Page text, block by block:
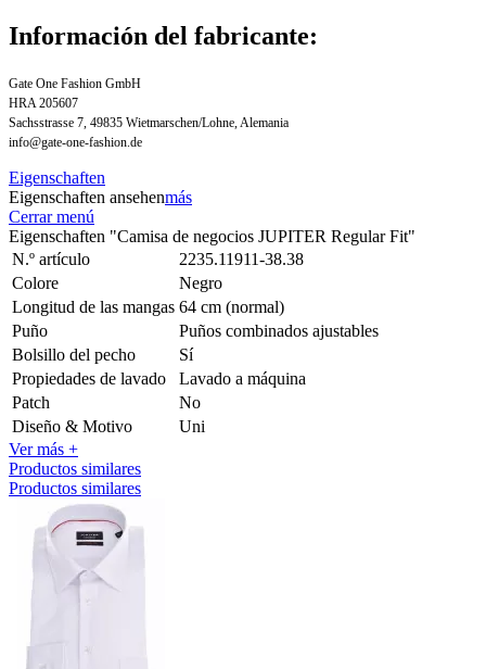
Información del fabricante:
Gate One Fashion GmbH
HRA 205607
Sachsstrasse 7, 49835 Wietmarschen/Lohne, Alemania
info@gate-one-fashion.de
Eigenschaften
Eigenschaften ansehenmás
Cerrar menú
Eigenschaften "Camisa de negocios JUPITER Regular Fit"
N.º artículo
2235.11911-38.38
Colore
Negro
Longitud de las mangas 64 cm (normal)
Puño
Puños combinados ajustables
Bolsillo del pecho
Sí
Propiedades de lavado
Lavado a máquina
Patch
No
Diseño & Motivo
Uni
Ver más +
Productos similares
Productos similares